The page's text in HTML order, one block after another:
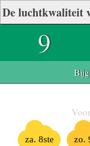
9
za. 8ste zo.